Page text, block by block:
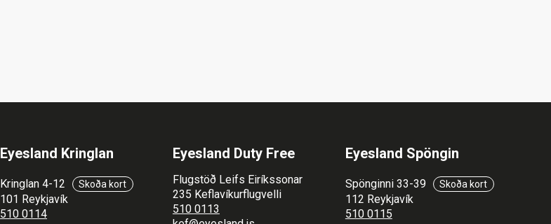
Eyesland Kringlan
Kringlan 4-12 Skoða kort
101 Reykjavík
510 0114
Eyesland Duty Free
Flugstöð Leifs Eiríkssonar
235 Keflavíkurflugvelli
510 0113
Eyesland Spöngin
Spönginni 33-39 Skoða kort
112 Reykjavík
510 0115